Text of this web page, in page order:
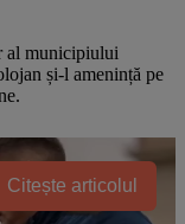
al municipiului
și-l amenință pe
Citește articolul